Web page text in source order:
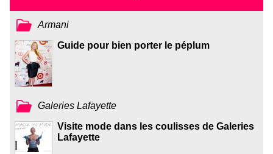
Armani
Guide pour bien porter le péplum
Galeries Lafayette
Visite mode dans les coulisses de Galeries
Lafayette